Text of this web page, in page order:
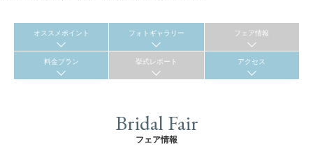
オススメポイント フォトギャラリー フェア情報
料金プラン 挙式レポート アクセス
Bridal Fair
フェア情報